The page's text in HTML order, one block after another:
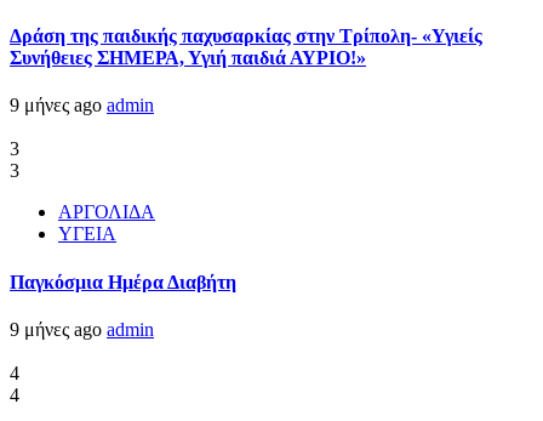
Δράση της παιδικής παχυσαρκίας στην Τρίπολη- «Υγιείς
Συνήθειες ΣΗΜΕΡΑ, Υγιή παιδιά ΑΥΡΙΟ!»
9 μήνες ago admin
3
3
ΑΡΓΟΛΙΔΑ
ΥΓΕΙΑ
Παγκόσμια Ημέρα Διαβήτη
9 μήνες ago admin
4
4